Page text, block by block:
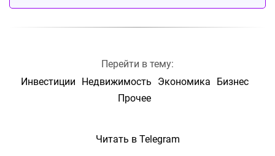
Перейти в тему:
Инвестиции
Недвижимость Экономика
Бизнес
Прочее
Читать в Telegram